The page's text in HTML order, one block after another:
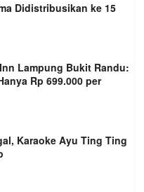
Didistribusikan ke 15
Lampung Bukit Randu:
Rp 699.000 per
Karaoke Ayu Ting Ting